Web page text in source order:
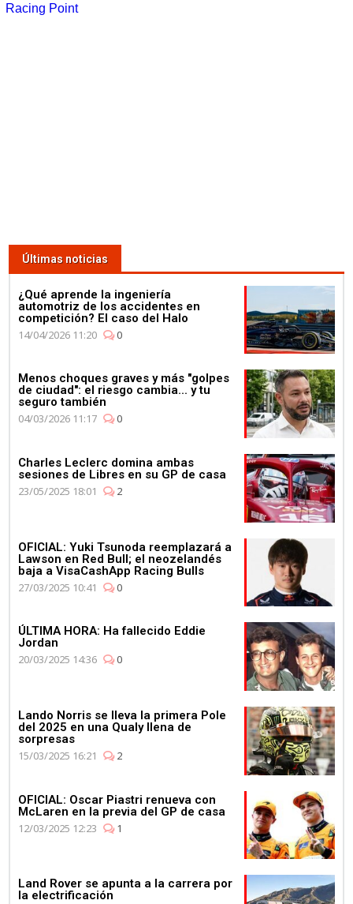
Racing Point
Últimas noticias
¿Qué aprende la ingeniería
automotriz de los accidentes en
competición? El caso del Halo
14/04/2026 11:20
0
Menos choques graves y más "golpes
de ciudad": el riesgo cambia... y tu
seguro también
04/03/2026 11:17
0
Charles Leclerc domina ambas
sesiones de Libres en su GP de casa
23/05/2025 18:01
2
OFICIAL: Yuki Tsunoda reemplazará a
Lawson en Red Bull; el neozelandés
baja a VisaCashApp Racing Bulls
27/03/2025 10:41
0
ÚLTIMA HORA: Ha fallecido Eddie
Jordan
20/03/2025 14:36
0
Lando Norris se lleva la primera Pole
del 2025 en una Qualy llena de
sorpresas
15/03/2025 16:21
2
OFICIAL: Oscar Piastri renueva con
McLaren en la previa del GP de casa
12/03/2025 12:23
1
Land Rover se apunta a la carrera por
la electrificación